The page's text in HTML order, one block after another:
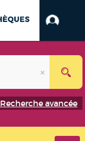
Recherche avancée